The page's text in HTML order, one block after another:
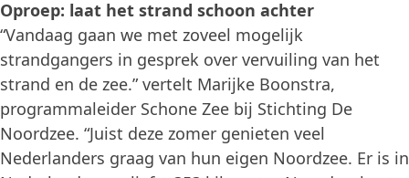
Oproep: laat het strand schoon achter
“Vandaag gaan we met zoveel mogelijk
strandgangers in gesprek over vervuiling van het
strand en de zee.” vertelt Marijke Boonstra,
programmaleider Schone Zee bij Stichting De
Noordzee. “Juist deze zomer genieten veel
Nederlanders graag van hun eigen Noordzee. Er is in